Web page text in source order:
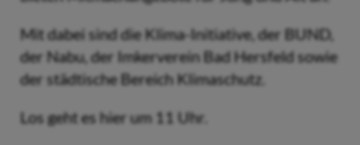
Mit dabei sind die Klima-Initiative, der BUND,
der Nabu, der Imkerverein Bad Hersfeld sowie
der städtische Bereich Klimaschutz.
Los geht es hier um 11 Uhr.